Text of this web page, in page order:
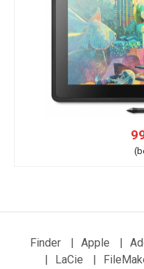
Finder | Apple |
|
LaCie |